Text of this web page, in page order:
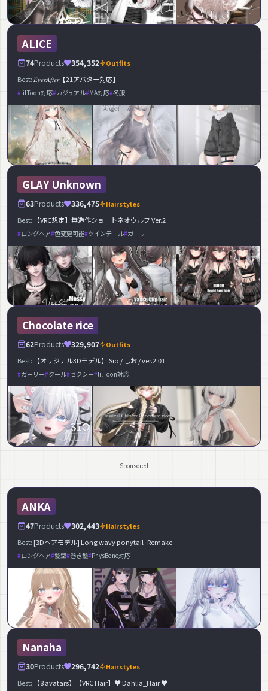
ALICE
74Products 354,352
Outfits
Best: 𝐸𝑣𝑒𝑟𝐴𝑓𝑡𝑒𝑟【21アバター対応】
lilToon対応 カジュアル MA対応 冬服
GLAY Unknown
63Products 336,475
Hairstyles
Best:
【VRC想定】無造作ショートネオウルフ Ver.2
ロングヘア 色変更可能 ツインテール ガーリー
Chocolate rice
62Products 329,907
Outfits
Best:
【オリジナル3Dモデル】 Sio / しお / ver.2.01
ガーリー クール セクシー lilToon対応
Sponsored
ANKA
47Products 302,443
Hairstyles
Best: [3Dヘアモデル] Long wavy ponytail -Remake-
ロングヘア 髪型 巻き髪 PhysBone対応
Nanaha
30Products 296,742
Hairstyles
Best:
【8 avatars】【VRC Hair】♥ Dahlia_Hair ♥